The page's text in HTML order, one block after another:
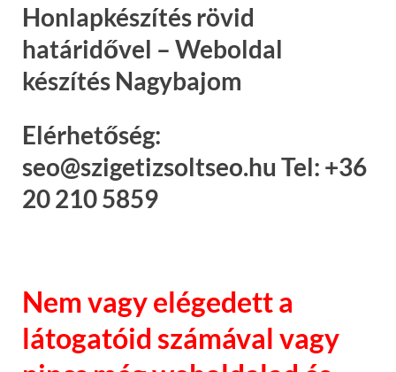
Honlapkészítés rövid
határidővel – Weboldal
készítés Nagybajom
Elérhetőség:
seo@szigetizsoltseo.hu Tel: +36
20 210 5859
Nem vagy elégedett a
látogatóid számával vagy